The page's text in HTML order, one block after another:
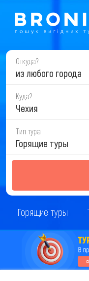
Откуда?
из любого города
Куда?
Чехия
Тип тура
Горящие туры
Горящие туры